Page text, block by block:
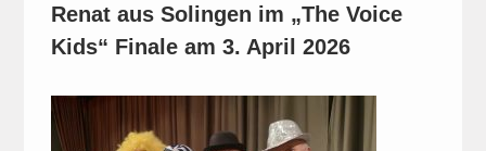
Renat aus Solingen im „The Voice
Kids“ Finale am 3. April 2026